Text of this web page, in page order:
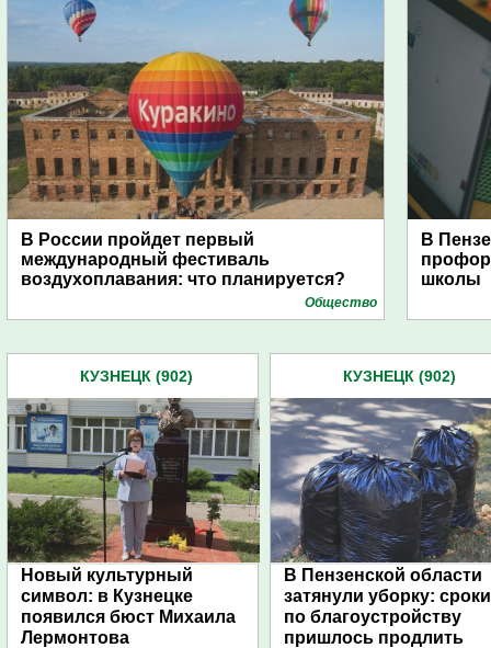
В России пройдет первый
международный фестиваль
воздухоплавания: что планируется?
Общество
В
школы
КУЗНЕЦК (902)
Новый культурный
символ: в Кузнецке
появился бюст Михаила
Лермонтова
КУЗНЕЦК (902)
В Пензенской области
затянули уборку: сроки
по благоустройству
пришлось продлить